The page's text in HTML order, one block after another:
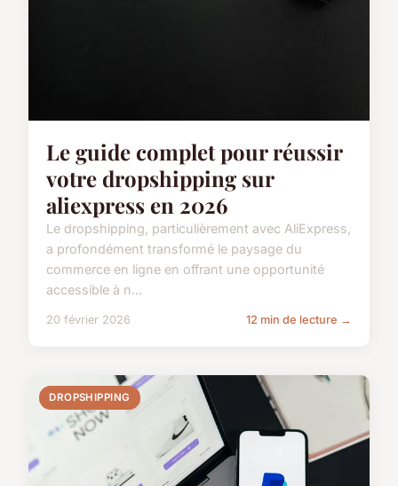
Le guide complet pour réussir
votre dropshipping sur
aliexpress en 2026
Le dropshipping, particulièrement avec AliExpress,
a profondément transformé le paysage du
commerce en ligne en offrant une opportunité
accessible à n...
20 février 2026 12 min de lecture →
DROPSHIPPING